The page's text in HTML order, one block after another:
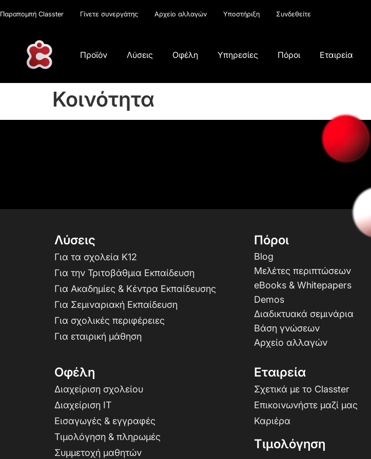
Παραπομπή Classter Γίνετε συνεργάτης Αρχείο αλλαγών Υποστήριξη Συνδεθείτε
Προϊόν Λύσεις Οφέλη Υπηρεσίες Πόροι Εταιρεία
Κοινότητα
Λύσεις
Για τα σχολεία K12
Για την Τριτοβάθμια Εκπαίδευση
Για Ακαδημίες & Κέντρα Εκπαίδευσης
Για Σεμιναριακή Εκπαίδευση
Για σχολικές περιφέρειες
Για εταιρική μάθηση
Πόροι
Blog
Μελέτες περιπτώσεων
eBooks & Whitepapers
Demos
Διαδικτυακά σεμινάρια
Βάση γνώσεων
Αρχείο αλλαγών
Οφέλη
Διαχείριση σχολείου
Διαχείριση IT
Εισαγωγές & εγγραφές
Τιμολόγηση & πληρωμές
Συμμετοχή μαθητών
Εταιρεία
Σχετικά με το Classter
Επικοινωνήστε μαζί μας
Καριέρα
Τιμολόγηση